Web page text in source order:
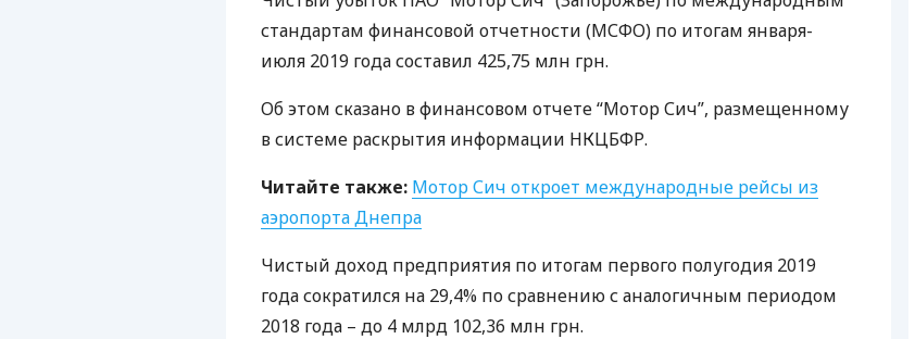
ЕЖЕМЕСЯЧНЫЙ ОБЗОР
БАНКОВСКИМ КАРТАМ
стандартам финансовой отчетности (МСФО) по итогам января-
июля 2019 года составил 425,75 млн грн.
Об этом сказано в финансовом отчете “Мотор Сич”, размещенному
в системе раскрытия информации НКЦБФР.
Читайте также: Мотор Сич откроет международные рейсы из
аэропорта Днепра
Чистый доход предприятия по итогам первого полугодия 2019
года сократился на 29,4% по сравнению с аналогичным периодом
2018 года – до 4 млрд 102,36 млн грн.